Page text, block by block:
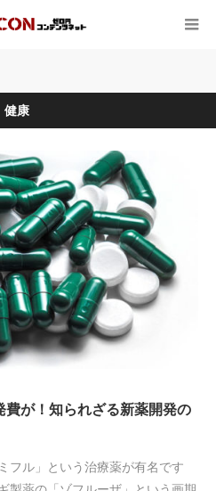
健康
費が！知られざる新薬開発の
フル」という治療薬が有名です